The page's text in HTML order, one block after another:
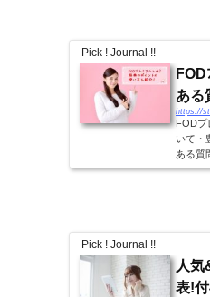
Pick ! Journal !!
ある
https://
FODプ
いて・
ある質
を深め
Pick ! Journal !!
人気
表!